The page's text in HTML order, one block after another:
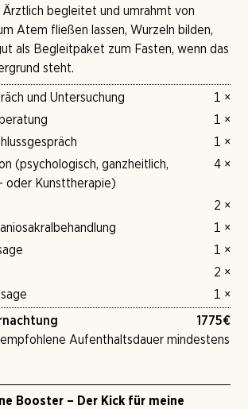
Ärztlich begleitet und umrahmt von
Atem fließen lassen, Wurzeln bilden,
als Begleitpaket zum Fasten, wenn das
steht.
und Untersuchung
1 ×
1 ×
1 ×
(psychologisch, ganzheitlich,
oder Kunsttherapie)
4 ×
2 ×
1 ×
1 ×
2 ×
1 ×
1775€
Aufenthaltsdauer mindestens
Booster – Der Kick für meine